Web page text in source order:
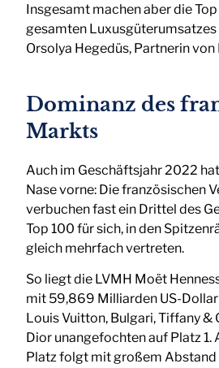
Insgesamt machen aber die
gesamten Luxusgüterumsatzes
Orsolya Hegedüs, Partnerin
Dominanz des
Markts
Auch im Geschäftsjahr 2022
Nase vorne: Die französischen
verbuchen fast ein Drittel des
Top 100 für sich, in den
gleich mehrfach vertreten.
So liegt die LVMH Moët
mit 59,869 Milliarden US-
Louis Vuitton, Bulgari, Tiffany &
Dior unangefochten auf Platz 1.
Platz folgt mit großem Abstand